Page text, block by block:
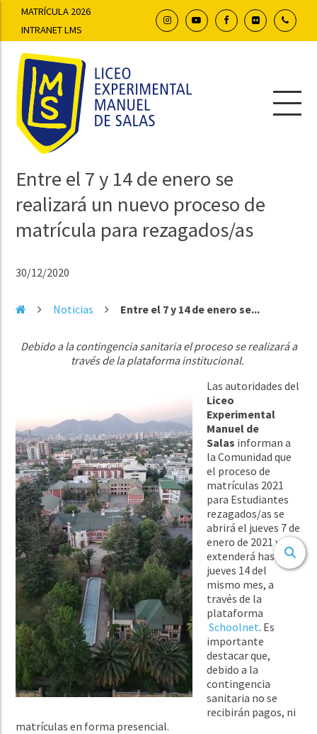
MATRÍCULA 2026
INTRANET LMS
Entre el 7 y 14 de enero se
realizará un nuevo proceso de
matrícula para rezagados/as
30/12/2020
Noticias Entre el 7 y 14 de enero se...
Debido a la contingencia sanitaria el proceso se realizará a
través de la plataforma institucional.
Las autoridades del
Liceo
Experimental
Manuel de
Salas informan a
la Comunidad que
el proceso de
matrículas 2021
para Estudiantes
rezagados/as se
abrirá el jueves 7 de
enero de 2021 y se
extenderá hasta el
jueves 14 del
mismo mes, a
través de la
plataforma
Schoolnet. Es
importante
destacar que,
debido a la
contingencia
sanitaria no se
recibirán pagos, ni
matrículas en forma presencial.